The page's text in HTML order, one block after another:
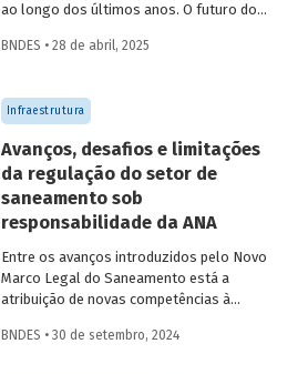
ao longo dos últimos anos. O futuro do
– depende do que será feito a partir delas.
do BNDES 60.
BNDES • 28 de abril, 2025
Infraestrutura
Avanços, desafios e limitações
da regulação do setor de
saneamento sob
responsabilidade da ANA
Entre os avanços introduzidos pelo Novo
Marco Legal do Saneamento está a
atribuição de novas competências à
Básico (ANA) para regularização do setor.
BNDES • 30 de setembro, 2024